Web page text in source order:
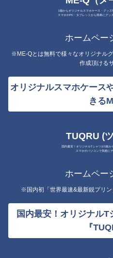
1個からオリジナルスマホケース・グッズ
スマホやPC・タブレットから簡単にグッ
ホームペー
※ME-Qとは無料で様々なオリジナル
作成頂ける
オリジナルスマホケース
きる
TUQRU (
国内最安！オリジナルTシャツが1枚か
スマホやパソコンで気軽にデ
ホームペー
※国内初「世界最速&最新鋭プリ
国内最安！オリジナル
『